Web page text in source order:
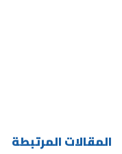
المقالات المرتبطة